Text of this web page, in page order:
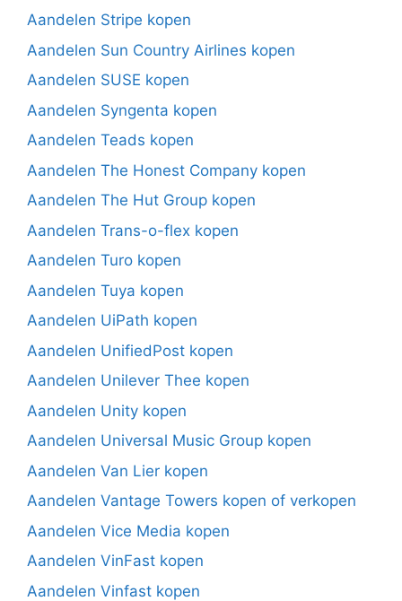
Aandelen Stripe kopen
Aandelen Sun Country Airlines kopen
Aandelen SUSE kopen
Aandelen Syngenta kopen
Aandelen Teads kopen
Aandelen The Honest Company kopen
Aandelen The Hut Group kopen
Aandelen Trans-o-flex kopen
Aandelen Turo kopen
Aandelen Tuya kopen
Aandelen UiPath kopen
Aandelen UnifiedPost kopen
Aandelen Unilever Thee kopen
Aandelen Unity kopen
Aandelen Universal Music Group kopen
Aandelen Van Lier kopen
Aandelen Vantage Towers kopen of verkopen
Aandelen Vice Media kopen
Aandelen VinFast kopen
Aandelen Vinfast kopen